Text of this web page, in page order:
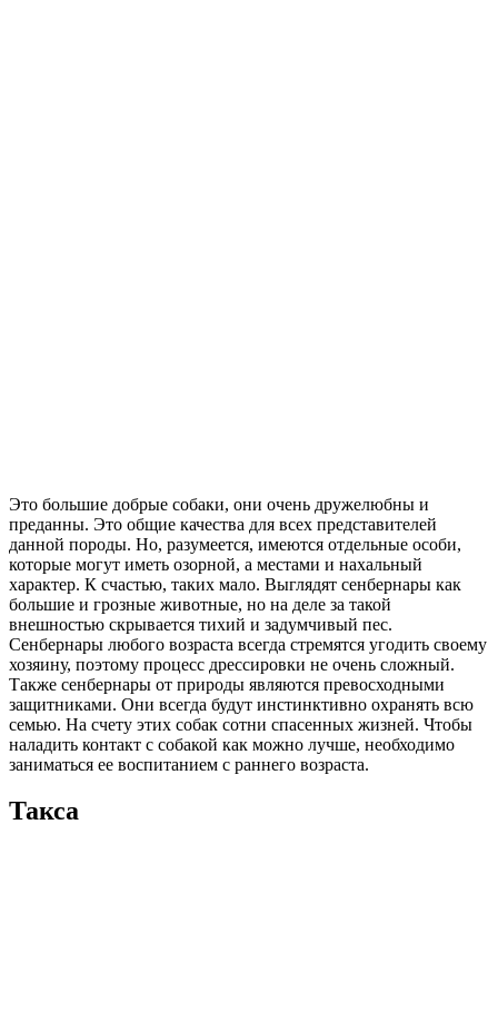
Это большие добрые собаки, они очень дружелюбны и
преданны. Это общие качества для всех представителей
данной породы. Но, разумеется, имеются отдельные особи,
которые могут иметь озорной, а местами и нахальный
характер. К счастью, таких мало. Выглядят сенбернары как
большие и грозные животные, но на деле за такой
внешностью скрывается тихий и задумчивый пес.
Сенбернары любого возраста всегда стремятся угодить своему
хозяину, поэтому процесс дрессировки не очень сложный.
Также сенбернары от природы являются превосходными
защитниками. Они всегда будут инстинктивно охранять всю
семью. На счету этих собак сотни спасенных жизней. Чтобы
наладить контакт с собакой как можно лучше, необходимо
заниматься ее воспитанием с раннего возраста.
Такса